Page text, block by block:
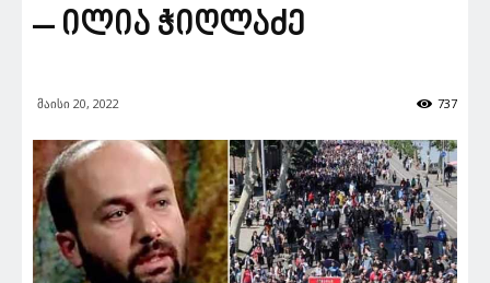
– ილია ჭიღლაძე
მაისი 20, 2022 737